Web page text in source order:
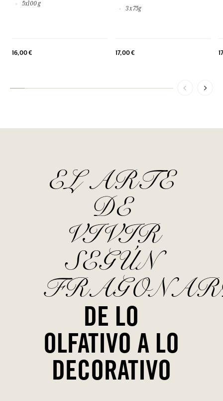
5x100 g
16,00 €
3 x 75g
17,00 €
EL ARTE
DE
VIVIR
SEGÚN
DE LO
OLFATIVO A LO
DECORATIVO